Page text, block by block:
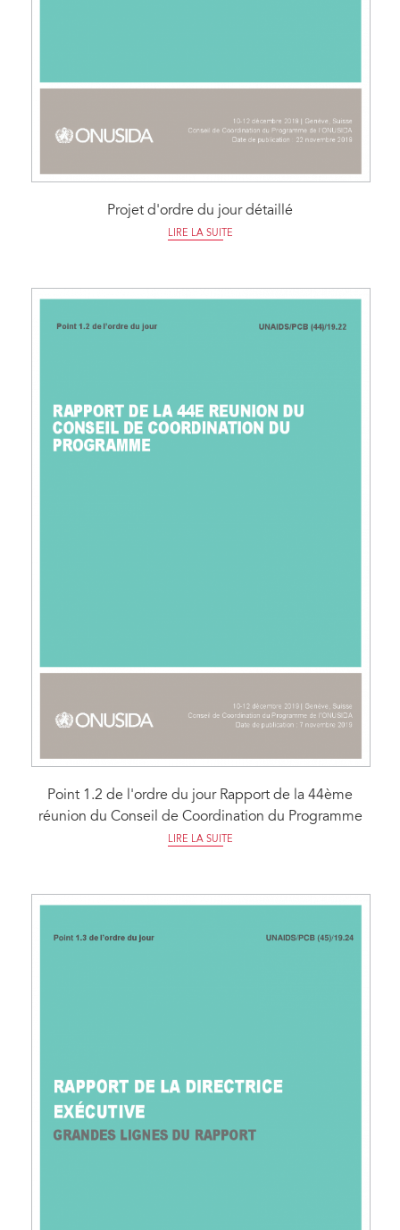
Projet d'ordre du jour détaillé
LIRE LA SUITE
Point 1.2 de l'ordre du jour Rapport de la 44ème
réunion du Conseil de Coordination du Programme
LIRE LA SUITE